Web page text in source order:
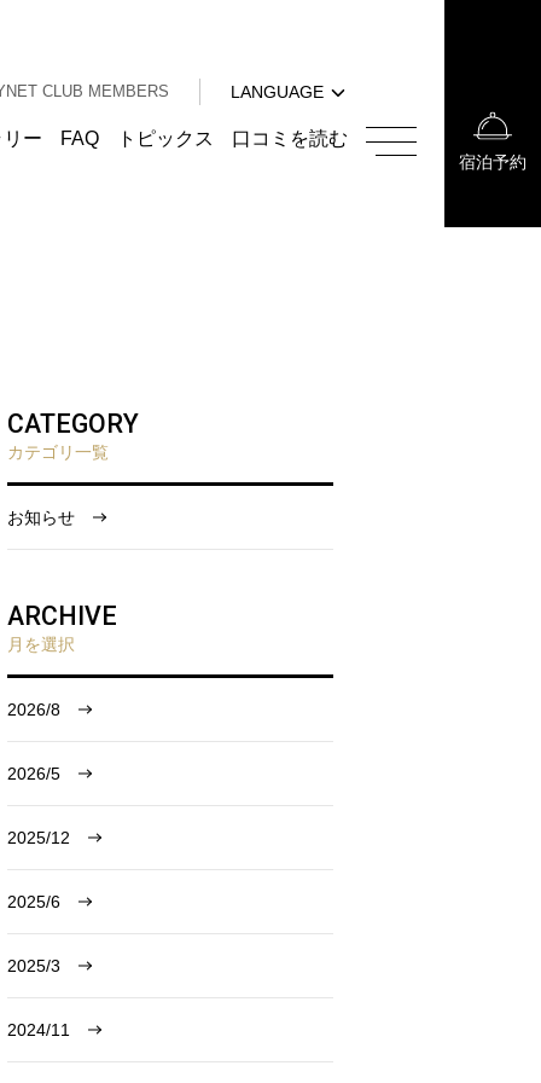
CLUB MEMBERS
LANGUAGE
English
ー FAQ トピックス 口コミを読む
CATEGORY
カテゴリ一覧
お知らせ
ARCHIVE
月を選択
2026/8
2026/5
2025/12
2025/6
2025/3
2024/11
한국어
宿泊予約